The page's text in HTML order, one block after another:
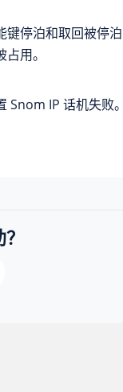
键停泊和取回被停
用。
Snom IP 话机失败